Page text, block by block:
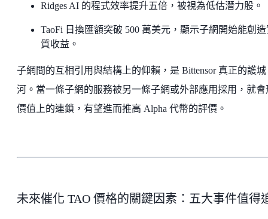
Ridges AI 的程式效率提升五倍，被視為低估潛力股。
TaoFi 日換匯額突破 500 萬美元，顯示子網開始能創
質收益。
子網間的互相引用與結構上的仰賴，是 Bittensor 真正的護城
河。當一條子網的服務被另一條子網或外部應用採用，就會
價值上的連鎖，有望進而推高 Alpha 代幣的評價。
未來催化 TAO 價格的關鍵因素：五大事件值得